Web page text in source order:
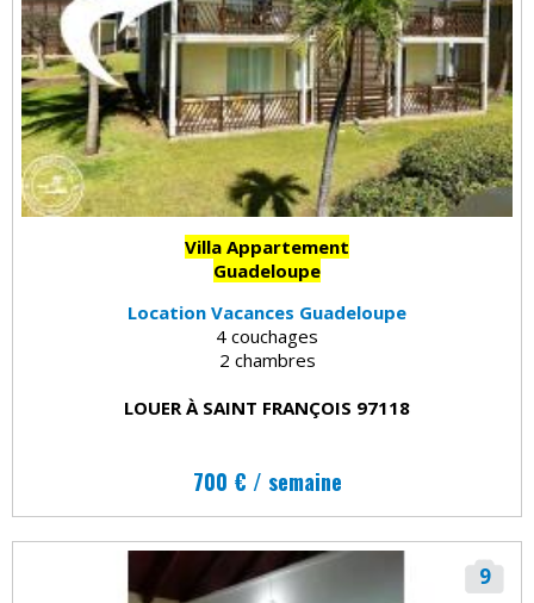
Villa Appartement
Guadeloupe
Location Vacances Guadeloupe
4 couchages
2 chambres
LOUER À SAINT FRANÇOIS 97118
700 € / semaine
9